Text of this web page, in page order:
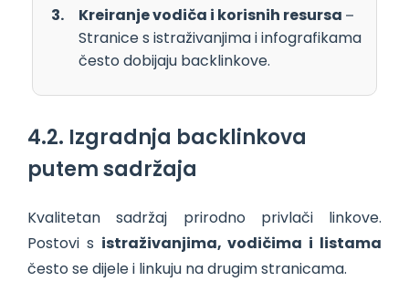
Kreiranje vodiča i korisnih resursa –
Stranice s istraživanjima i infografikama
često dobijaju backlinkove.
4.2. Izgradnja backlinkova
putem sadržaja
Kvalitetan sadržaj prirodno privlači linkove.
Postovi s istraživanjima, vodičima i listama
često se dijele i linkuju na drugim stranicama.